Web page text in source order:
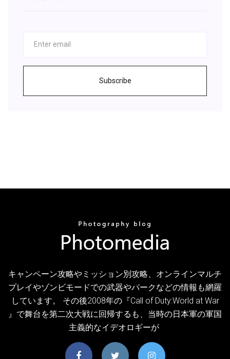
Subscribe
キャンペーン攻略やミッション別攻略、オンラインマルチ
プレイやゾンビモードでの武器やパークなどの情報も網羅
しています。 その後2008年の『Call of Duty:World at War
』で舞台を第二次大戦に回帰するも、当時の日本軍の軍国
主義的なイデオロギーが